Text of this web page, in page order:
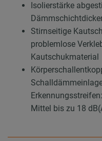
Isolierstärke
Stirnseitige
problemlose
Kautschukmaterial
Mittel bis zu 18